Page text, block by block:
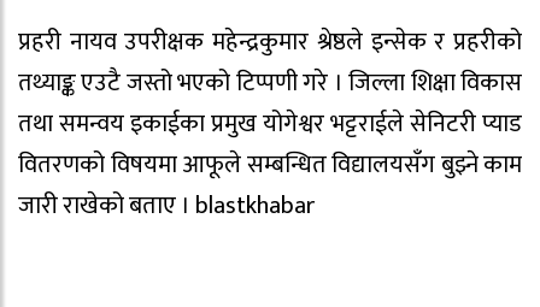
प्रहरी नायव उपरीक्षक महेन्द्रकुमार श्रेष्ठले इन्सेक र प्रहरीको
तथ्याङ्क एउटै जस्तो भएको टिप्पणी गरे । जिल्ला शिक्षा विकास
तथा समन्वय इकाईका प्रमुख योगेश्वर भट्टराईले सेनिटरी प्याड
वितरणको विषयमा आफूले सम्बन्धित विद्यालयसँग बुझ्ने काम
जारी राखेको बताए । blastkhabar